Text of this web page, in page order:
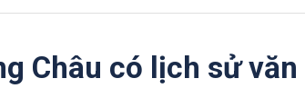
Châu có lịch sử